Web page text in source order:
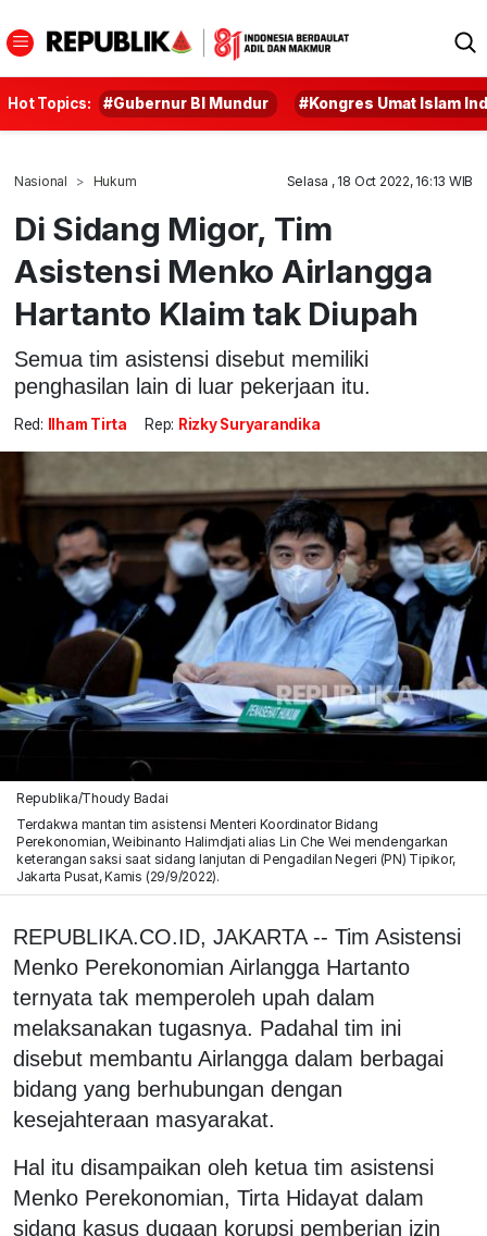
Hot Topics: #Gubernur BI Mundur #Kongres Umat Islam
Nasional Hukum Selasa , 18 Oct 2022, 16:13 WIB
Di Sidang Migor, Tim
Asistensi Menko Airlangga
Hartanto Klaim tak Diupah
Semua tim asistensi disebut memiliki
penghasilan lain di luar pekerjaan itu.
Red: Ilham Tirta Rep: Rizky Suryarandika
Republika/Thoudy Badai
Terdakwa mantan tim asistensi Menteri Koordinator Bidang
Perekonomian, Weibinanto Halimdjati alias Lin Che Wei mendengarkan
keterangan saksi saat sidang lanjutan di Pengadilan Negeri (PN) Tipikor,
Jakarta Pusat, Kamis (29/9/2022).
REPUBLIKA.CO.ID, JAKARTA -- Tim Asistensi
Menko Perekonomian Airlangga Hartanto
ternyata tak memperoleh upah dalam
melaksanakan tugasnya. Padahal tim ini
disebut membantu Airlangga dalam berbagai
bidang yang berhubungan dengan
kesejahteraan masyarakat.
Hal itu disampaikan oleh ketua tim asistensi
Menko Perekonomian, Tirta Hidayat dalam
sidang kasus dugaan korupsi pemberian izin